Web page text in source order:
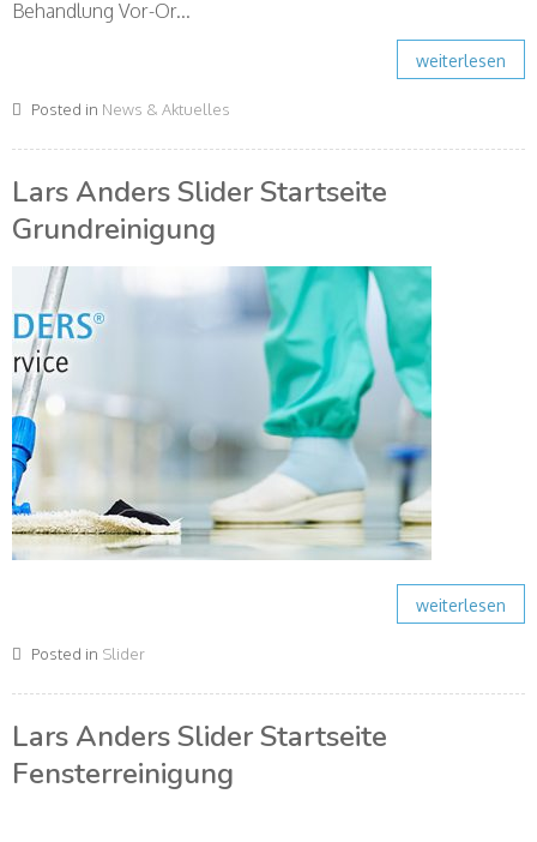
Behandlung Vor-Or...
weiterlesen
Posted in News & Aktuelles
Lars Anders Slider Startseite
Grundreinigung
weiterlesen
Posted in Slider
Lars Anders Slider Startseite
Fensterreinigung